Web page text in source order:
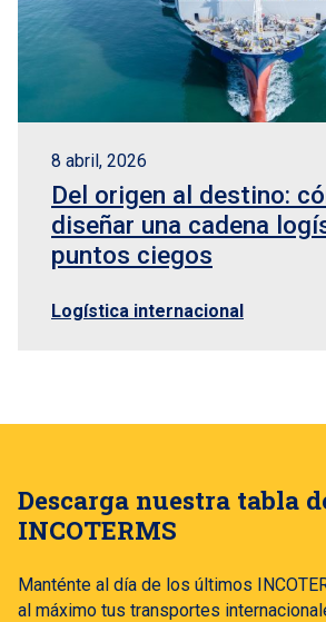
8 abril, 2026
Del origen al destino:
diseñar una cadena
puntos ciegos
Logística internacional
Descarga nuestra tabla
INCOTERMS
Manténte al día de los últimos
al máximo tus transportes